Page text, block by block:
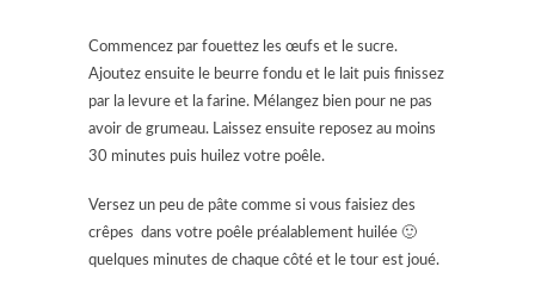
Commencez par fouettez les œufs et le sucre.
Ajoutez ensuite le beurre fondu et le lait puis finissez
par la levure et la farine. Mélangez bien pour ne pas
avoir de grumeau. Laissez ensuite reposez au moins
30 minutes puis huilez votre poêle.
Versez un peu de pâte comme si vous faisiez des
crêpes dans votre poêle préalablement huilée 🙂
quelques minutes de chaque côté et le tour est joué.